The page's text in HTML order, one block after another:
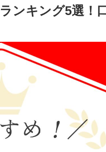
ンキング5選！